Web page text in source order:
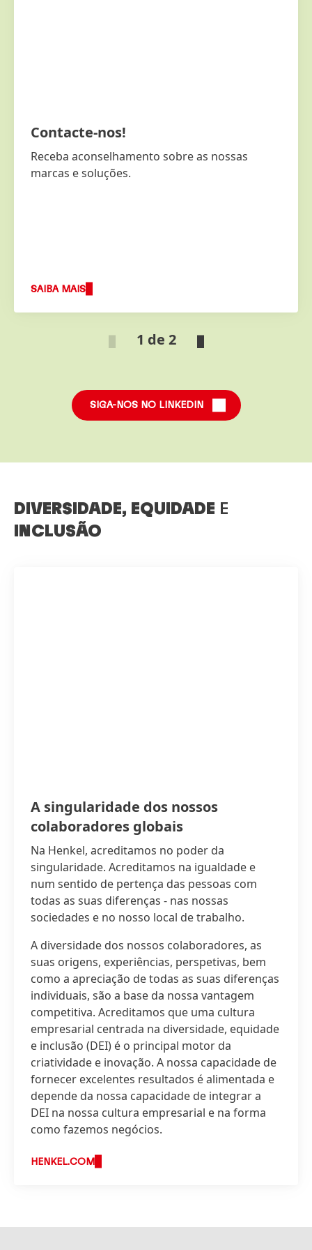
Contacte-nos!
Receba aconselhamento sobre as nossas
marcas e soluções.
SAIBA MAIS
1 de 2
SIGA-NOS NO LINKEDIN
DIVERSIDADE, EQUIDADE E
INCLUSÃO
A singularidade dos nossos
colaboradores globais
Na Henkel, acreditamos no poder da
singularidade. Acreditamos na igualdade e
num sentido de pertença das pessoas com
todas as suas diferenças - nas nossas
sociedades e no nosso local de trabalho.
A diversidade dos nossos colaboradores, as
suas origens, experiências, perspetivas, bem
como a apreciação de todas as suas diferenças
individuais, são a base da nossa vantagem
competitiva. Acreditamos que uma cultura
empresarial centrada na diversidade, equidade
e inclusão (DEI) é o principal motor da
criatividade e inovação. A nossa capacidade de
fornecer excelentes resultados é alimentada e
depende da nossa capacidade de integrar a
DEI na nossa cultura empresarial e na forma
como fazemos negócios.
HENKEL.COM